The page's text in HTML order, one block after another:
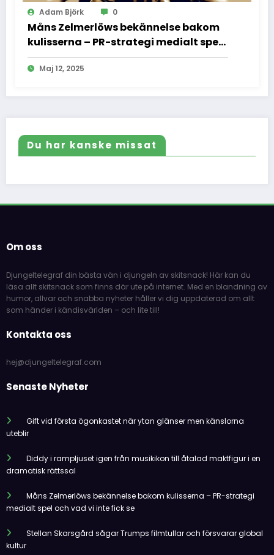
Adam Björk 0
Måns Zelmerlöws bekännelse bakom
kulisserna – PR-strategi medialt spel
och vad vi inte fick se
Maj 12, 2025
Du har kanske missat
Om oss
Djungeltelegraf din bästa vän i djungeln av skitsnack! Här kan du
läsa allt skitsnack som finns där ute på internet. Med en blandning av
humor, allvar och snabba nyheter håller vi dig uppdaterad om allt
som händer i kändisvärlden – och lite till!
Kontakta oss
hej@djungeltelegraf.com
Senaste Nyheter
Gift vid första ögonkastet när ytan glänser men känslorna
uteblir
Diddy i rampljuset igen från musikikon till åtalad maktfigur i en
dramatisk rättssal
Måns Zelmerlöws bekännelse bakom kulisserna – PR-strategi
medialt spel och vad vi inte fick se
Stellan Skarsgård sågar Trumps filmtullar och försvarar global
kultur